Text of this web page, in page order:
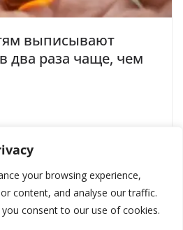
your browsing experience,
content, and analyse our traffic.
consent to our use of cookies.
выписывают
два раза чаще, чем